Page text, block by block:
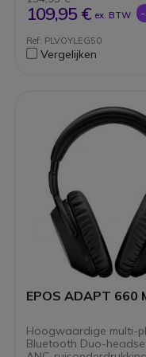
Bluetooth-
verbinden.
iPhone of Android.
Vocalyst-service,
109,95 € ex. BTW
Ref: PLVOYLEG50
Vergelijken
EPOS ADAPT 660
Hoogwaardige multi-
Bluetooth Duo-